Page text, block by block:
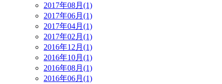
2017年08月(1)
2017年06月(1)
2017年04月(1)
2017年02月(1)
2016年12月(1)
2016年10月(1)
2016年08月(1)
2016年06月(1)